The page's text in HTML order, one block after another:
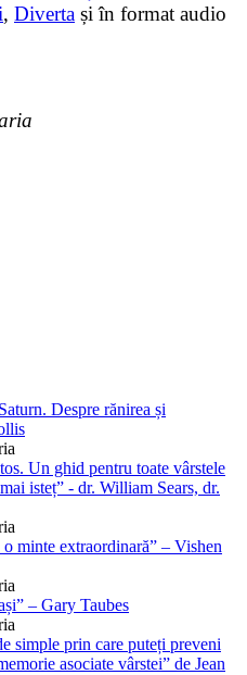
, Diverta și în format audio
Despre rănirea și
Un ghid pentru toate vârstele
isteț” - dr. William Sears, dr.
minte extraordinară” – Vishen
– Gary Taubes
simple prin care puteți preveni
asociate vârstei” de Jean